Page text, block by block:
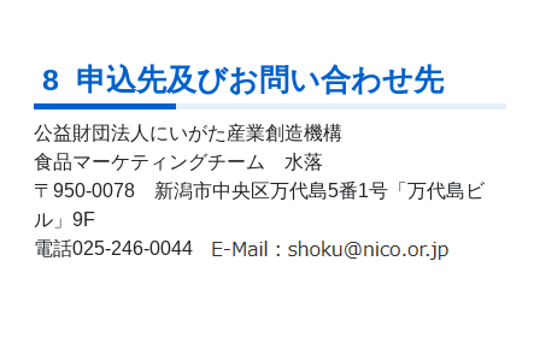
8 申込先及びお問い合わせ先
公益財団法人にいがた産業創造機構
食品マーケティングチーム 水落
〒950-0078 新潟市中央区万代島5番1号「万代島ビ
ル」9F
電話025-246-0044